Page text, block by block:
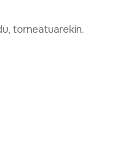
torneatuarekin.